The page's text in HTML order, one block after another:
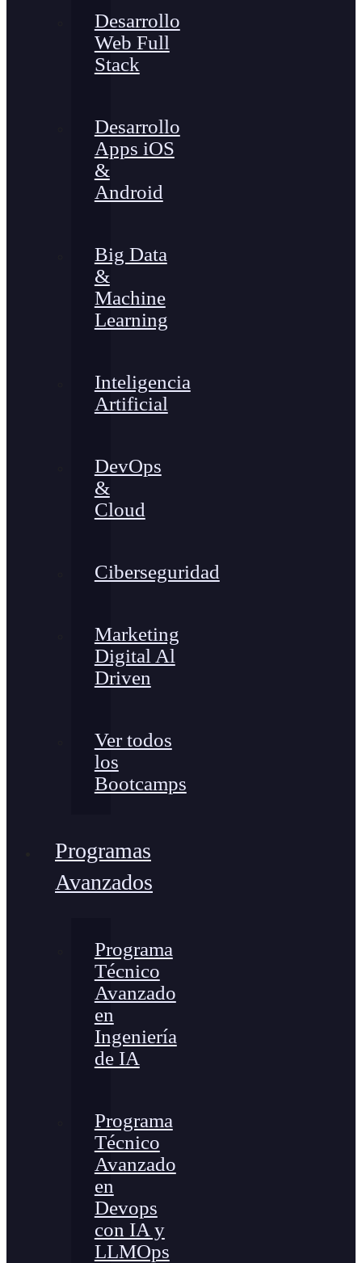
Desarrollo
Web Full
Stack
Desarrollo
Apps iOS
&
Android
Big Data
&
Machine
Learning
Inteligencia
Artificial
DevOps
&
Cloud
Ciberseguridad
Marketing
Digital Al
Driven
Ver todos
los
Bootcamps
Programas
Avanzados
Programa
Técnico
Avanzado
en
Ingeniería
de IA
Programa
Técnico
Avanzado
en
Devops
con IA y
LLMOps